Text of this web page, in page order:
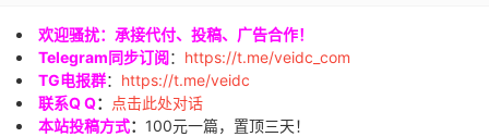
欢迎骚扰：承接代付、投稿、广告合作！
Telegram同步订阅： https://t.me/veidc_com
TG电报群： https://t.me/veidc
联系Q Q：
点击此处对话
本站投稿方式： 100元一篇，置顶三天！